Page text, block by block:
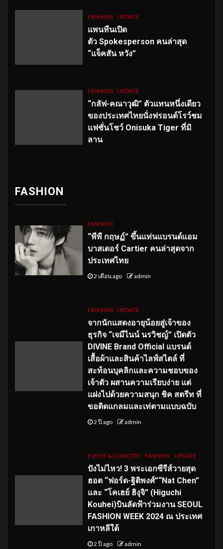
FASHION UPDATE
แพนทีนเปิด
ตัว Spokesperson คนล่าสุด
“แจ็คสัน หวัง”
FASHION UPDATE
“กลัฟ-คณาวุฒิ” ตัวแทนหนึ่งเดียว
ของประเทศไทยนั่งฟรอนต์โรว์ชม
แฟชั่นโชว์ Onisuka Tiger ที่มิ
ลาน
FASHION
FASHION
“พีพี กฤษฏ์” ขึ้นแท่นแบรนด์แอม
บาสเดอร์ Cartier คนล่าสุดจาก
ประเทศไทย
2 เดือน ago admin
FASHION UPDATE
จากนักแสดงอายุน้อยสู่เจ้าของ
ธุรกิจ “เจมีไนน์ นรวิชญ์” เปิดตัว
DIVINE Brand Official แบรนด์
เสื้อผ้าและสินค้าไลฟ์สไตล์ ที่
สะท้อนบุคลิกและความชอบของ
เจ้าตัว ผสานความเรียบง่าย แต่
แฝงไปด้วยความสนุก ชิค สตรีท ที่
ขอติดแกลมและเท่ตามแบบฉบับ
2 ปี ago admin
EVENT & CONCERT FASHION UPDATE
ปังไม่ไหว! 3 พระเอกซีรีส์วายสุด
ฮอต “ฟอร์ด-ฐิติพงศ์”“Nat Chen”
และ “โคเฮย์ ฮิงุจิ” (Higuchi
Kouhei)บินลัดฟ้าร่วมงาน SEOUL
FASHION WEEK 2024 ณ ประเทศ
เกาหลีใต้
2 ปี ago admin